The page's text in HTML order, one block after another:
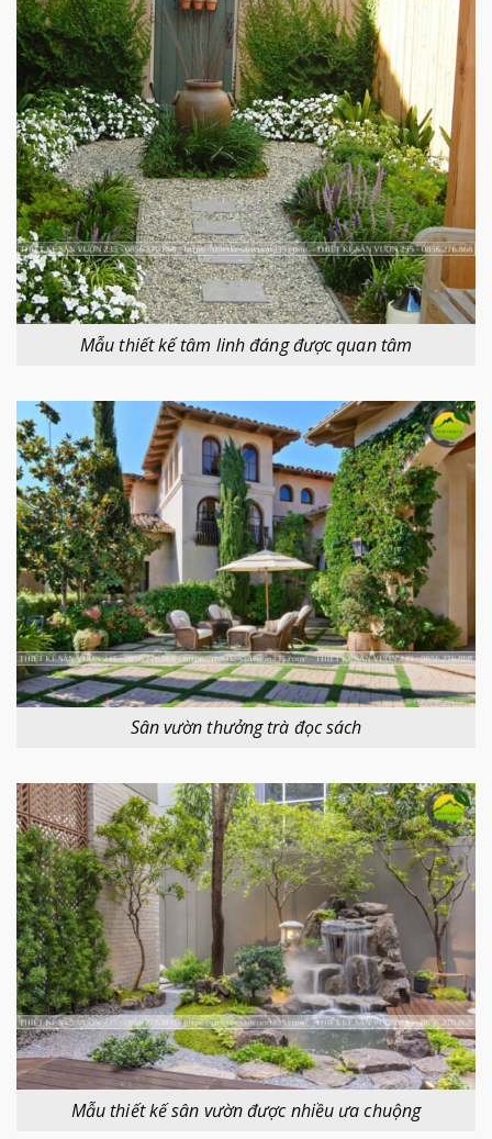
Mẫu thiết kế tâm linh đáng được quan tâm
Sân vườn thưởng trà đọc sách
Mẫu thiết kế sân vườn được nhiều ưa chuộng